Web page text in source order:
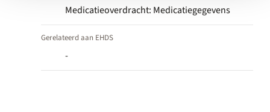
Medicatieoverdracht: Medicatiegegevens
Gerelateerd aan EHDS
-